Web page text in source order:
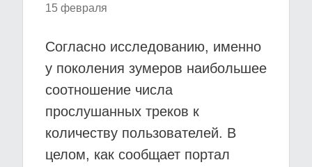
15 февраля
Согласно исследованию, именно
у поколения зумеров наибольшее
соотношение числа
прослушанных треков к
количеству пользователей. В
целом, как сообщает портал